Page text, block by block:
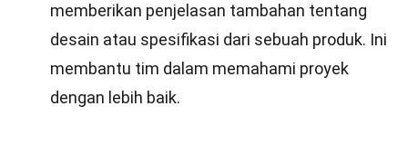
memberikan penjelasan tambahan tentang
desain atau spesifikasi dari sebuah produk. Ini
membantu tim dalam memahami proyek
dengan lebih baik.